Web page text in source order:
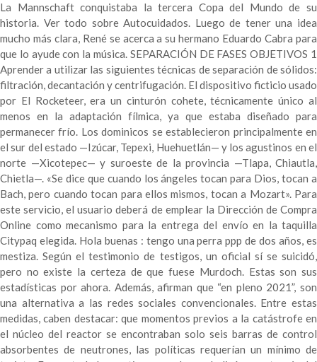
La Mannschaft conquistaba la tercera Copa del Mundo de su
historia. Ver todo sobre Autocuidados. Luego de tener una idea
mucho más clara, René se acerca a su hermano Eduardo Cabra para
que lo ayude con la música. SEPARACIÓN DE FASES OBJETIVOS 1
Aprender a utilizar las siguientes técnicas de separación de sólidos:
filtración, decantación y centrifugación. El dispositivo ficticio usado
por El Rocketeer, era un cinturón cohete, técnicamente único al
menos en la adaptación fílmica, ya que estaba diseñado para
permanecer frío. Los dominicos se establecieron principalmente en
el sur del estado —Izúcar, Tepexi, Huehuetlán— y los agustinos en el
norte —Xicotepec— y suroeste de la provincia —Tlapa, Chiautla,
Chietla—. «Se dice que cuando los ángeles tocan para Dios, tocan a
Bach, pero cuando tocan para ellos mismos, tocan a Mozart». Para
este servicio, el usuario deberá de emplear la Dirección de Compra
Online como mecanismo para la entrega del envío en la taquilla
Citypaq elegida. Hola buenas : tengo una perra ppp de dos años, es
mestiza. Según el testimonio de testigos, un oficial sí se suicidó,
pero no existe la certeza de que fuese Murdoch. Estas son sus
estadísticas por ahora. Además, afirman que “en pleno 2021”, son
una alternativa a las redes sociales convencionales. Entre estas
medidas, caben destacar: que momentos previos a la catástrofe en
el núcleo del reactor se encontraban solo seis barras de control
absorbentes de neutrones, las políticas requerían un mínimo de